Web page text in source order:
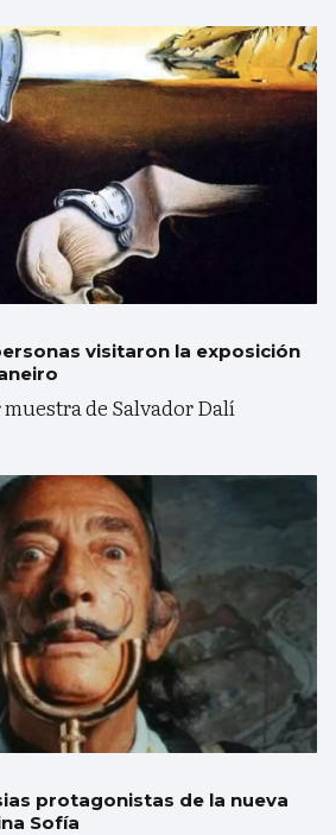
visitaron la exposición
muestra de Salvador Dalí
protagonistas de la nueva
Sofía